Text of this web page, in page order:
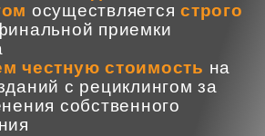
осуществляетсястрого
приемки
честную стоимость на
с рециклингом за
собственного